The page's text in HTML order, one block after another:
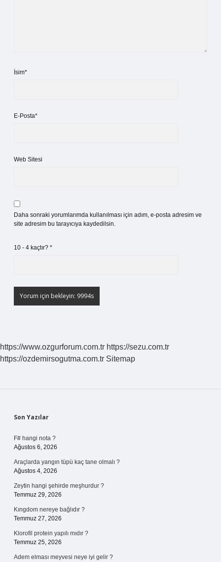
İsim*
E-Posta*
Web Sitesi
Daha sonraki yorumlarımda kullanılması için adım, e-posta adresim ve
site adresim bu tarayıcıya kaydedilsin.
10 - 4 kaçtır? *
https://www.ozgurforum.com.tr https://sezu.com.tr
https://ozdemirsogutma.com.tr Sitemap
Sidebar
Son Yazılar
F# hangi nota ?
Ağustos 6, 2026
Araçlarda yangın tüpü kaç tane olmalı ?
Ağustos 4, 2026
Zeytin hangi şehirde meşhurdur ?
Temmuz 29, 2026
Kıngdom nereye bağlıdır ?
Temmuz 27, 2026
Klorofil protein yapılı mıdır ?
Temmuz 25, 2026
Adem elması meyvesi neye iyi gelir ?